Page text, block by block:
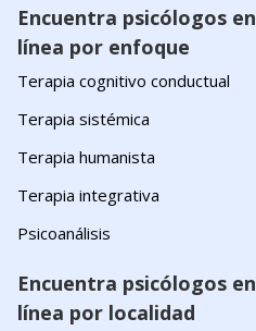
Encuentra psicólogos en
línea por enfoque
Terapia cognitivo conductual
Terapia sistémica
Terapia humanista
Terapia integrativa
Psicoanálisis
Encuentra psicólogos en
línea por localidad